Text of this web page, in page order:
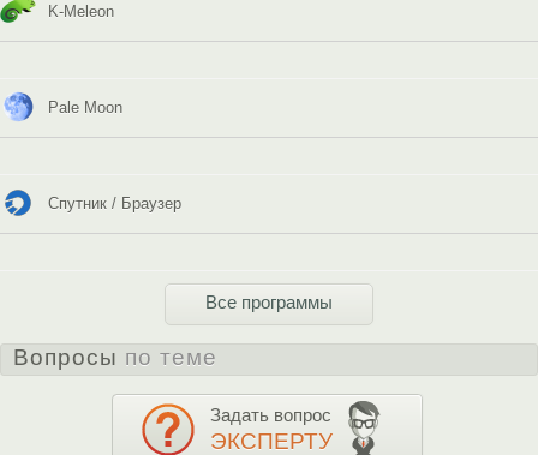
K-Meleon
Pale Moon
Спутник / Браузер
Все программы
Вопросы по теме
Задать вопрос
ЭКСПЕРТУ